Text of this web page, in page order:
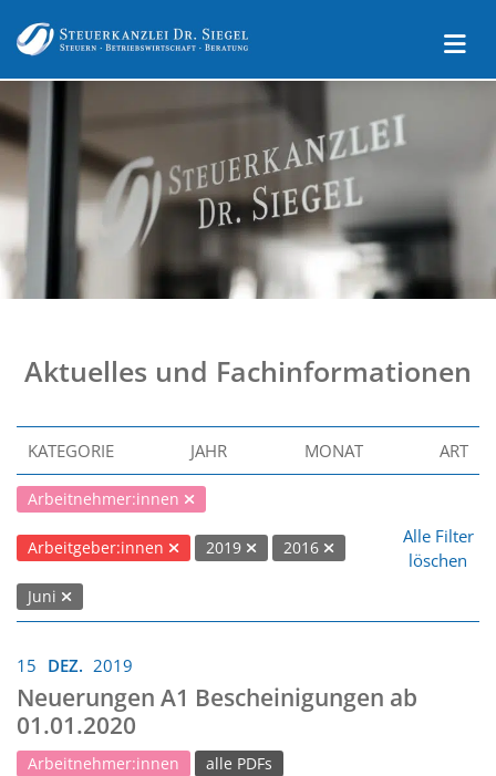
Aktuelles und Fachinformationen
KATEGORIE JAHR MONAT ART
Arbeitnehmer:innen
Arbeitgeber:innen 2019 2016
Juni
Alle Filter
löschen
15 DEZ. 2019
Neuerungen A1 Bescheinigungen ab
01.01.2020
Arbeitnehmer:innen alle PDFs